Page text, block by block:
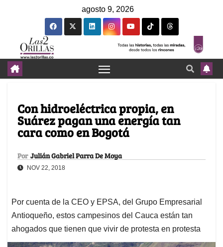
agosto 9, 2026
Con hidroeléctrica propia, en
Suárez pagan una energía tan
cara como en Bogotá
Por Julián Gabriel Parra De Moya
NOV 22, 2018
Por cuenta de la CEO y EPSA, del Grupo Empresarial
Antioqueño, estos campesinos del Cauca están tan
ahogados que tienen que vivir de protesta en protesta